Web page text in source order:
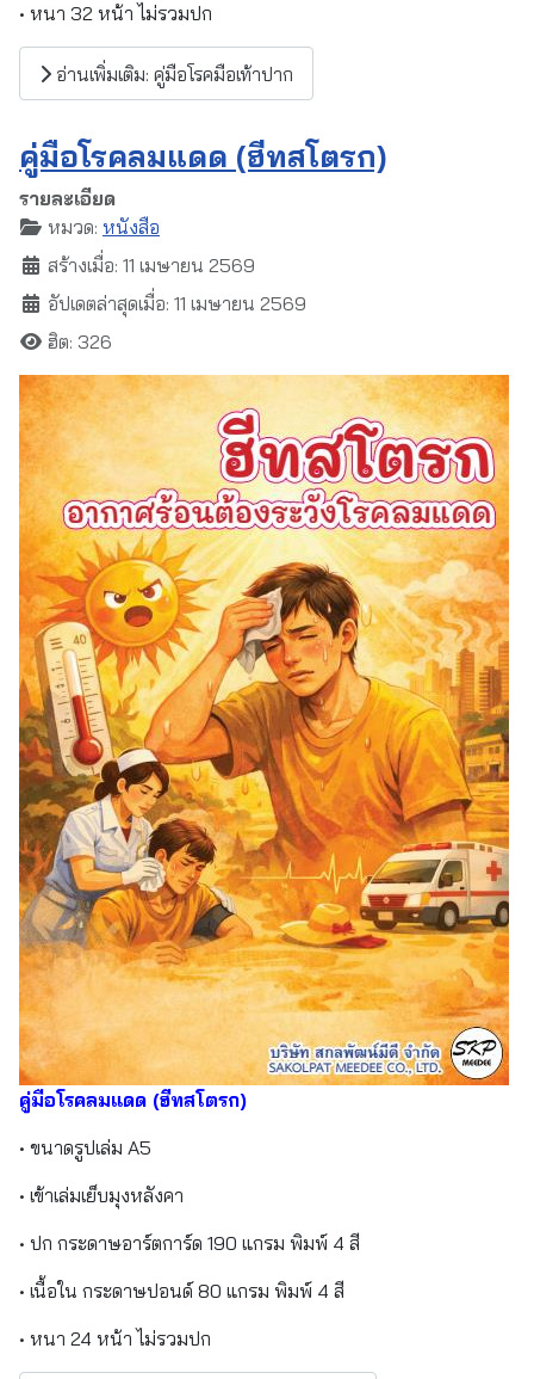
• หนา 32 หน้า ไม่รวมปก
อ่านเพิ่มเติม: คู่มือโรคมือเท้าปาก
คู่มือโรคลมแดด (ฮีทสโตรก)
รายละเอียด
หมวด: หนังสือ
สร้างเมื่อ: 11 เมษายน 2569
อัปเดตล่าสุดเมื่อ: 11 เมษายน 2569
ฮิต: 326
คู่มือโรคลมแดด (ฮีทสโตรก)
• ขนาดรูปเล่ม A5
• เข้าเล่มเย็บมุงหลังคา
• ปก กระดาษอาร์ตการ์ด 190 แกรม พิมพ์ 4 สี
• เนื้อใน กระดาษปอนด์ 80 แกรม พิมพ์ 4 สี
• หนา 24 หน้า ไม่รวมปก